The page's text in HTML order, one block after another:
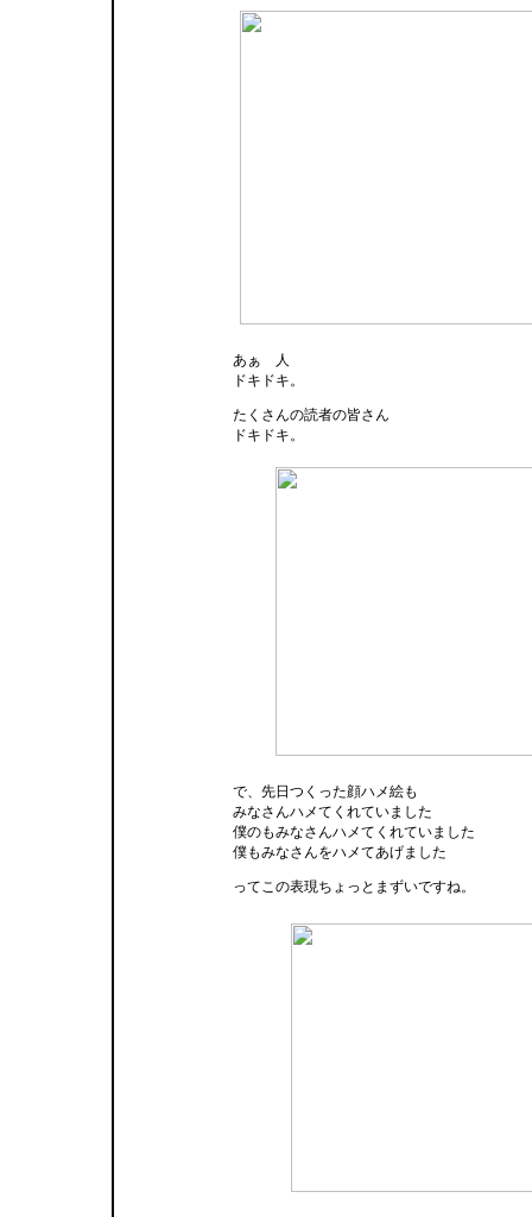
あぁ 人
ドキドキ。
たくさんの読者の皆さん
ドキドキ。
で、先日つくった顔ハメ絵も
みなさんハメてくれていました
僕のもみなさんハメてくれていました
僕もみなさんをハメてあげました
ってこの表現ちょっとまずいですね。